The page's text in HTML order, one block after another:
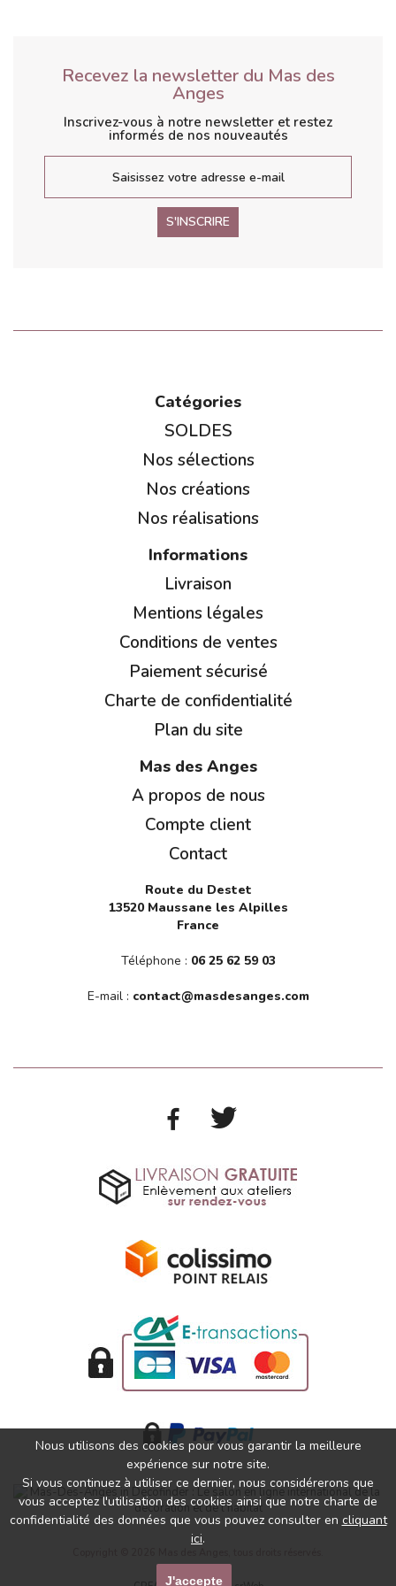
Recevez la newsletter du Mas des
Anges
Inscrivez-vous à notre newsletter et restez
informés de nos nouveautés
S'INSCRIRE
Catégories
SOLDES
Nos sélections
Nos créations
Nos réalisations
Informations
Livraison
Mentions légales
Conditions de ventes
Paiement sécurisé
Charte de confidentialité
Plan du site
Mas des Anges
A propos de nous
Compte client
Contact
Route du Destet
13520 Maussane les Alpilles
France
Téléphone : 06 25 62 59 03
E-mail : contact@masdesanges.com
Nous utilisons des cookies pour vous garantir la meilleure
expérience sur notre site.
Si vous continuez à utiliser ce dernier, nous considérerons que
vous acceptez l'utilisation des cookies ainsi que notre charte de
confidentialité des données que vous pouvez consulter en cliquant
ici.
J'accepte